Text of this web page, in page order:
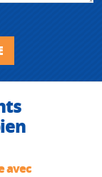
avec